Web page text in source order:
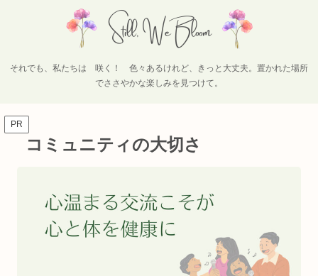
それでも、私たちは 咲く！ 色々あるけれど、きっと大丈夫。置かれた場所
でささやかな楽しみを見つけて。
PR
コミュニティの大切さ